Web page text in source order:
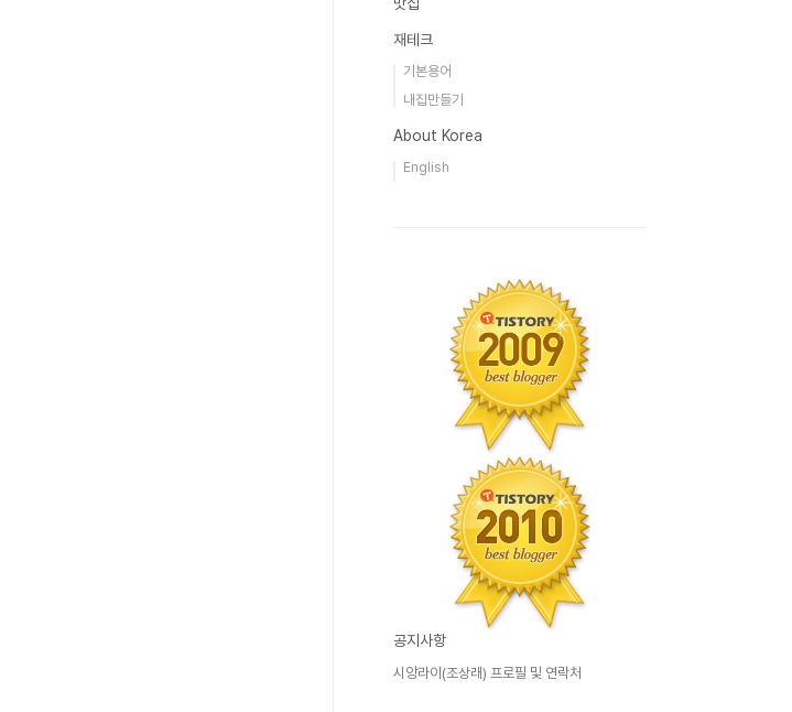
재테크
기본용어
내집만들기
About Korea
English
공지사항
시앙라이(조상래) 프로필 및 연락처